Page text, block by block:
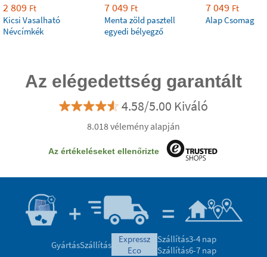
2 809 Ft
Kicsi Vasalható
Névcímkék
7 049 Ft
Menta zöld pasztell
egyedi bélyegző
7 049 Ft
Alap Csomag
Az elégedettség garantált
4.58/5.00 Kiváló
8.018 vélemény alapján
Az értékeléseket ellenőrizte
GyártásSzállítás
expressz
eco
Szállítás3-4 nap
Szállítás6-7 nap